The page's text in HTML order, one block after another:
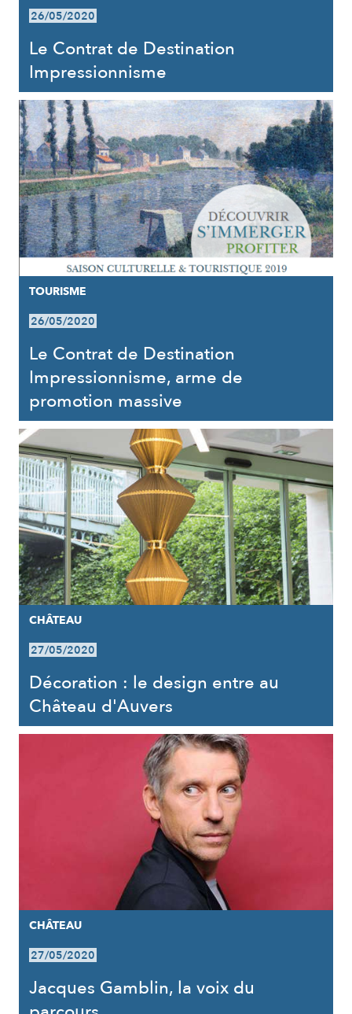
26/05/2020
Le Contrat de Destination
Impressionnisme
TOURISME
26/05/2020
Le Contrat de Destination
Impressionnisme, arme de
promotion massive
CHÂTEAU
27/05/2020
Décoration : le design entre au
Château d'Auvers
CHÂTEAU
27/05/2020
Jacques Gamblin, la voix du